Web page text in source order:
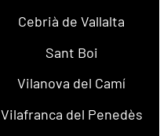
Cebrià de Vallalta
Sant Boi
Vilanova del Camí
Vilafranca del Penedès